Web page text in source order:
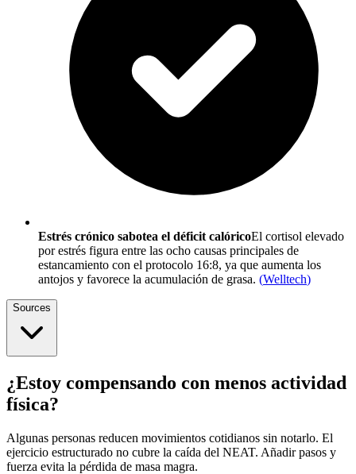
Estrés crónico sabotea el déficit calóricoEl cortisol elevado
por estrés figura entre las ocho causas principales de
estancamiento con el protocolo 16:8, ya que aumenta los
antojos y favorece la acumulación de grasa. (Welltech)
Sources
¿Estoy compensando con menos actividad
física?
Algunas personas reducen movimientos cotidianos sin notarlo. El
ejercicio estructurado no cubre la caída del NEAT. Añadir pasos y
fuerza evita la pérdida de masa magra.